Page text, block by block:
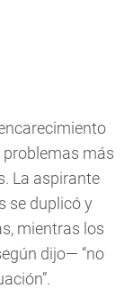
problemas más
La aspirante
se duplicó y
mientras los
dijo— “no